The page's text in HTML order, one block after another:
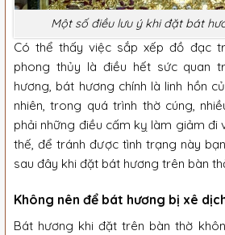
Một số điều lưu ý khi đặt bát
Có thể thấy việc sắp xếp đồ đạc
phong thủy là điều hết sức quan
hương, bát hương chính là linh hồn
nhiên, trong quá trình thờ cúng,
phải những điều cấm kỵ làm giảm đi
thế, để tránh được tình trạng này
sau đây khi đặt bát hương trên bàn
Không nên để bát hương bị xê
Bát hương khi đặt trên bàn thờ